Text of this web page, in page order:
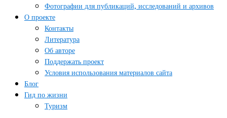
Фотографии для публикаций, исследований и архивов
О проекте
Контакты
Литература
Об авторе
Поддержать проект
Условия использования материалов сайта
Блог
Гид по жизни
Туризм